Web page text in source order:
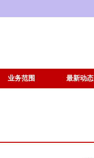
业务范围 最新动态